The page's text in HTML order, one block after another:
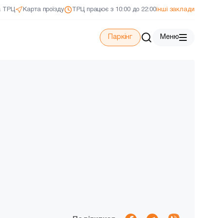
ТРЦ Карта проїзду ТРЦ працює з 10:00 до 22:00інші заклади
Паркінг Меню